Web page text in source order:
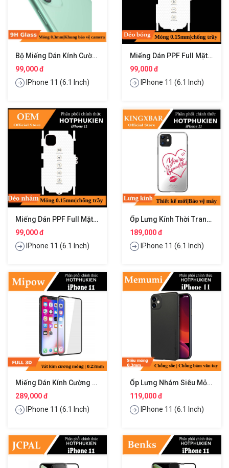
Bộ Miếng Dán Kính Cường Lực & Khung Viền Bảo Vệ Camera Cho IPhone 11 Hiệu Totu
99,000 đ
IPhone 11 (6.1 Inch)
Miếng Dán PPF Full Mặt Lưng Và Viền Mỏng 0.15mm Cho IPhone 11 Hiệu HOTCASE (dẻo Trong Suốt)
99,000 đ
IPhone 11 (6.1 Inch)
Miếng Dán PPF Full Mặt Lưng Và Viền Mỏng 0.15mm Cho IPhone 11 Hiệu HOTCASE (dẻo Nhám)
99,000 đ
IPhone 11 (6.1 Inch)
Ốp Lưng Kính Thời Trang Bảo Vệ Toàn Diện Cho IPhone 11 Hiệu KINGXBAR Angel Series
189,000 đ
IPhone 11 (6.1 Inch)
Miếng Dán Kính Cường Lực Full 3D Cho IPhone 11 Hiệu Mipow KingBull
289,000 đ
IPhone 11 (6.1 Inch)
Ốp Lưng Nhám Siêu Mỏng 0.3mm Cho IPhone 11 Hiệu Memumi
119,000 đ
IPhone 11 (6.1 Inch)